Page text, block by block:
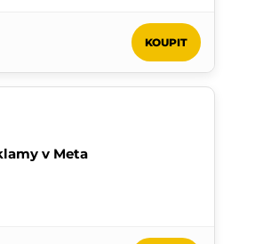
KOUPIT
v Meta